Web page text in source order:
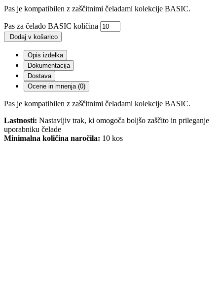
Pas je kompatibilen z zaščitnimi čeladami kolekcije BASIC.
Pas za čelado BASIC količina
Dodaj v košarico
Opis izdelka
Dokumentacija
Dostava
Ocene in mnenja (0)
Pas je kompatibilen z zaščitnimi čeladami kolekcije BASIC.
Lastnosti: Nastavljiv trak, ki omogoča boljšo zaščito in prileganje
uporabniku čelade
Minimalna količina naročila: 10 kos